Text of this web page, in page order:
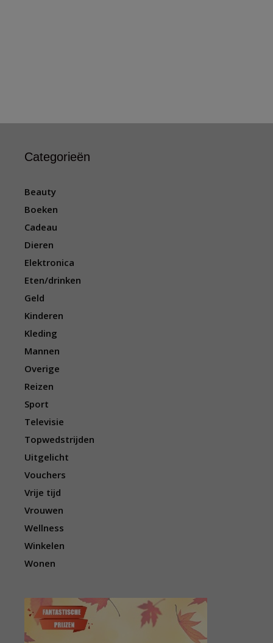
Categorieën
Beauty
Boeken
Cadeau
Dieren
Elektronica
Eten/drinken
Geld
Kinderen
Kleding
Mannen
Overige
Reizen
Sport
Televisie
Topwedstrijden
Uitgelicht
Vouchers
Vrije tijd
Vrouwen
Wellness
Winkelen
Wonen